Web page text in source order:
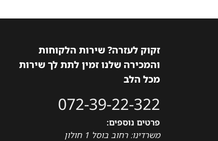
זקוק לעזרה? שירות הלקוחות
והמכירה שלנו זמין לתת לך שירות
מכל הלב
072-39-22-322
פרטים נוספים:
משרדינו: רחוב בוסל 1 חולון